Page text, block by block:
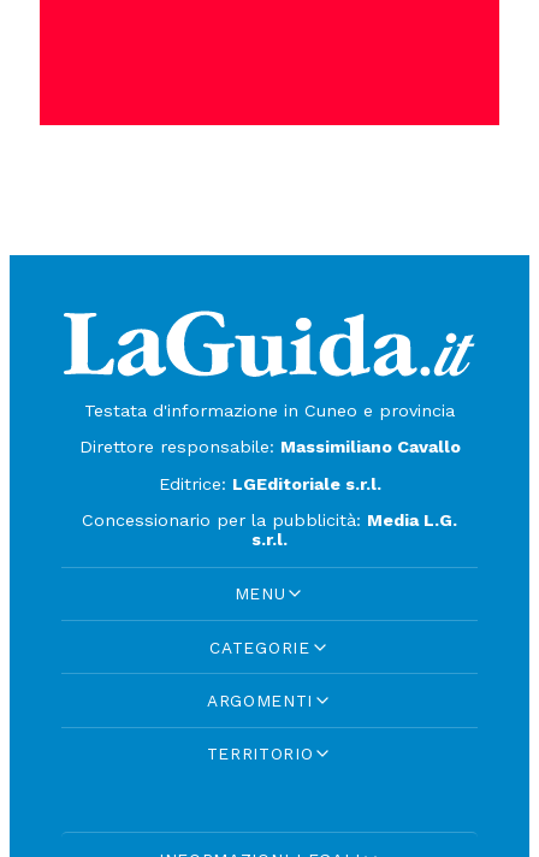
Testata d'informazione in Cuneo e provincia
Direttore responsabile: Massimiliano Cavallo
Editrice: LGEditoriale s.r.l.
Concessionario per la pubblicità: Media L.G.
s.r.l.
MENU
CATEGORIE
ARGOMENTI
TERRITORIO